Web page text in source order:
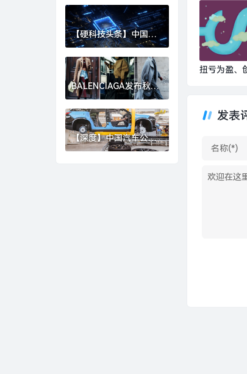
康怒斥对手
划”恶意挖
· 科技
扭亏为盈、
战略|界面新
发表
怒斥对手“断指计划”恶
意挖人|界面新闻 · 科技
【硬科技头条】中国财
团集体“团灭”，英国芯
片 FTDI 跨国并购何以
崩盘？|界面新闻
BALENCIAGA发布秋季
26系列，GOLDEN
GOOSE北京旗舰店启幕
｜是日美好事物|界面新
闻 · 时尚
【深度】中国汽车公司
加速崛起，准备好迎接